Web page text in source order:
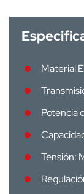
Material
Potencia
Tensión: